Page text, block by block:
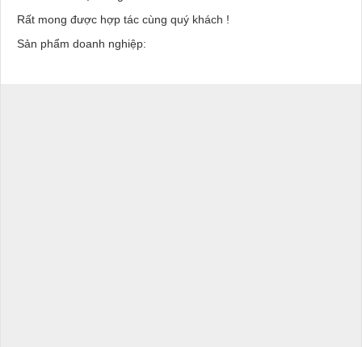
Rất mong được hợp tác cùng quý khách !
Sản phẩm doanh nghiệp: